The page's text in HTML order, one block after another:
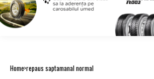
Home repaus saptamanal normal